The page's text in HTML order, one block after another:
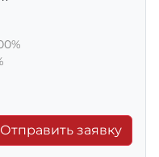
Отправить заявку